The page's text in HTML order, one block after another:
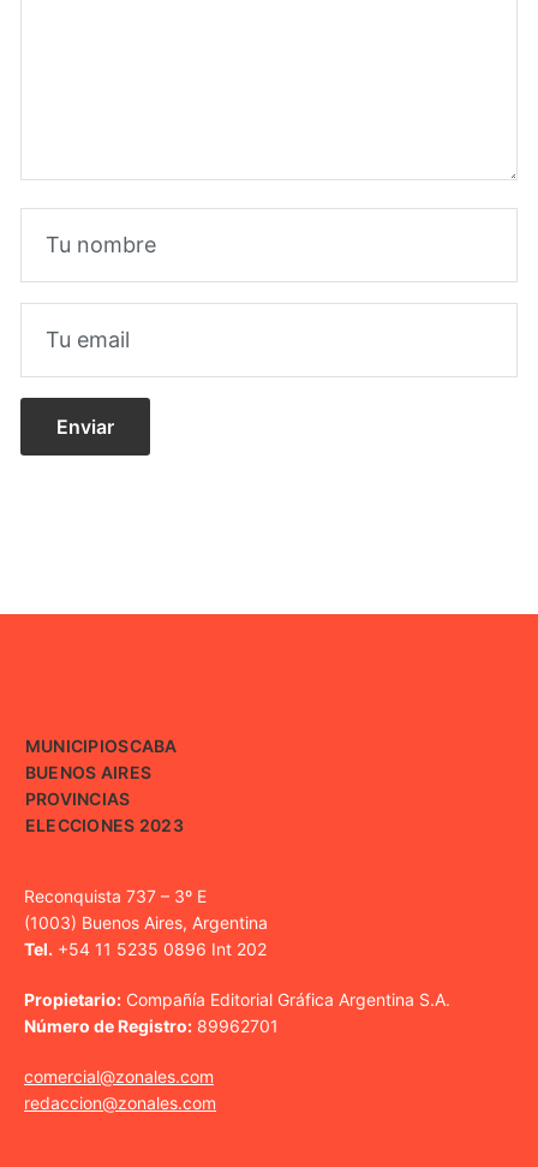
MUNICIPIOSCABA
BUENOS AIRES
PROVINCIAS
ELECCIONES 2023
Reconquista 737 – 3º E
(1003) Buenos Aires, Argentina
Tel. +54 11 5235 0896 Int 202
Propietario: Compañía Editorial Gráfica Argentina S.A.
Número de Registro: 89962701
comercial@zonales.com
redaccion@zonales.com